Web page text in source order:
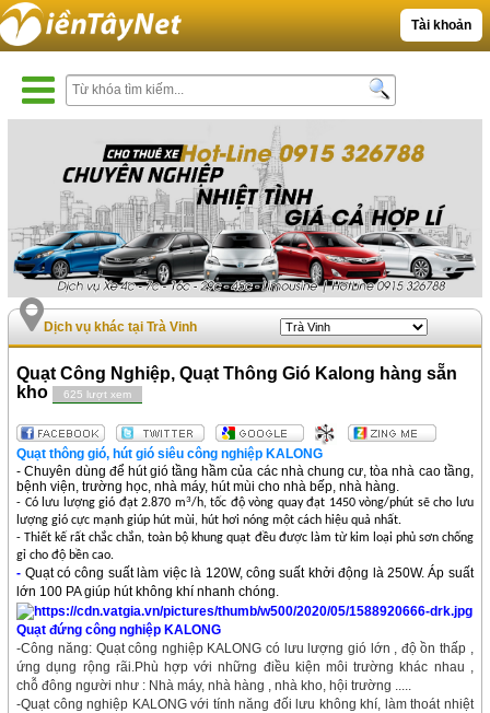
Tài khoản
Dịch vụ khác tại Trà Vinh
Quạt Công Nghiệp, Quạt Thông Gió Kalong hàng sẵn
kho
625 lượt xem
Quạt thông gió, hút gió siêu công nghiệp KALONG
- Chuyên dùng để hút gió tầng hầm của các nhà chung cư, tòa nhà cao tầng,
bệnh viện, trường học, nhà máy, hút mùi cho nhà bếp, nhà hàng.
- Có lưu lượng gió đạt 2.870 m3/h, tốc độ vòng quay đạt 1450 vòng/phút sẽ cho lưu
lượng gió cực mạnh giúp hút mùi, hút hơi nóng một cách hiệu quả nhất.
- Thiết kế rất chắc chắn, toàn bộ khung quạt đều được làm từ kim loại phủ sơn chống
gỉ cho độ bền cao.
- Quạt có công suất làm việc là 120W, công suất khởi động là 250W. Áp suất
lớn 100 PA giúp hút không khí nhanh chóng.
Quạt đứng công nghiệp KALONG
-Công năng: Quạt công nghiệp KALONG có lưu lượng gió lớn , độồn thấp ,
ứng dụng rộng rãi.Phù hợp với những điều kiện môi trường khác nhau ,
chỗ đông người như : Nhà máy, nhà hàng , nhà kho, hội trường .....
-Quạt công nghiệp KALONG với tính năng đối lưu không khí, làm thoát nhiệt